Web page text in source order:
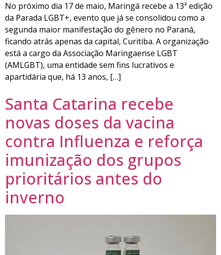
No próximo dia 17 de maio, Maringá recebe a 13ª edição
da Parada LGBT+, evento que já se consolidou como a
segunda maior manifestação do gênero no Paraná,
ficando atrás apenas da capital, Curitiba. A organização
está a cargo da Associação Maringaense LGBT
(AMLGBT), uma entidade sem fins lucrativos e
apartidária que, há 13 anos, […]
Santa Catarina recebe
novas doses da vacina
contra Influenza e reforça
imunização dos grupos
prioritários antes do
inverno